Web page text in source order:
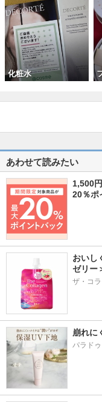
化粧水
あわせて読みたい
1,500
20％ポ
おいし
ゼリー
ザ・コ
崩れに
パラドゥ